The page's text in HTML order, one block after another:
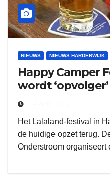
NIEUWS NIEUWS HARDERWIJK
Happy Camper
wordt
Het Lalaland-festival in
de huidige opzet terug.
Onderstroom organiseert